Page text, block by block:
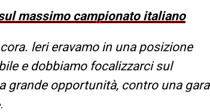
massimo campionato italiano
leri eravamo in una posizione
e dobbiamo focalizzarci sul
grande opportunità, contro una gara
.